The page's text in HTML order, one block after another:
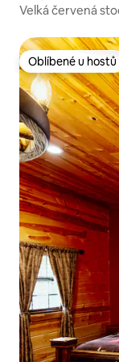
Velká červená
Oblíbené u hostů
Oblíbené u hostů